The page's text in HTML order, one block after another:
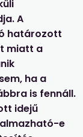
A
határozott
miatt a
ha a
is fennáll.
idejű
e